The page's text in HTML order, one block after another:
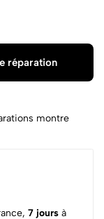
réparation
montre
7 jours à